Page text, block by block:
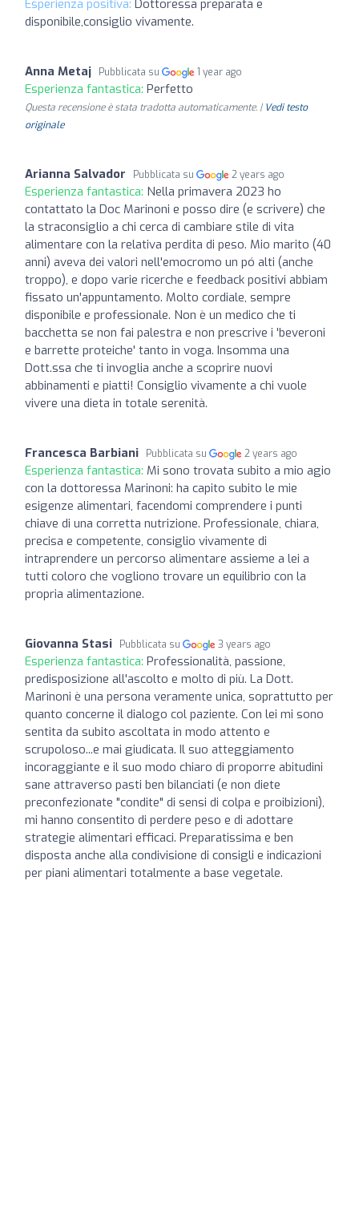
Esperienza positiva: Dottoressa preparata e
disponibile,consiglio vivamente.
Anna Metaj Pubblicata su 1 year ago
Esperienza fantastica: Perfetto
Questa recensione è stata tradotta automaticamente. | Vedi testo
originale
Arianna Salvador Pubblicata su 2 years ago
Esperienza fantastica: Nella primavera 2023 ho
contattato la Doc Marinoni e posso dire (e scrivere) che
la straconsiglio a chi cerca di cambiare stile di vita
alimentare con la relativa perdita di peso. Mio marito (40
anni) aveva dei valori nell'emocromo un pó alti (anche
troppo), e dopo varie ricerche e feedback positivi abbiam
fissato un'appuntamento. Molto cordiale, sempre
disponibile e professionale. Non è un medico che ti
bacchetta se non fai palestra e non prescrive i 'beveroni
e barrette proteiche' tanto in voga. Insomma una
Dott.ssa che ti invoglia anche a scoprire nuovi
abbinamenti e piatti! Consiglio vivamente a chi vuole
vivere una dieta in totale serenità.
Francesca Barbiani Pubblicata su 2 years ago
Esperienza fantastica: Mi sono trovata subito a mio agio
con la dottoressa Marinoni: ha capito subito le mie
esigenze alimentari, facendomi comprendere i punti
chiave di una corretta nutrizione. Professionale, chiara,
precisa e competente, consiglio vivamente di
intraprendere un percorso alimentare assieme a lei a
tutti coloro che vogliono trovare un equilibrio con la
propria alimentazione.
Giovanna Stasi Pubblicata su 3 years ago
Esperienza fantastica: Professionalità, passione,
predisposizione all'ascolto e molto di più. La Dott.
Marinoni è una persona veramente unica, soprattutto per
quanto concerne il dialogo col paziente. Con lei mi sono
sentita da subito ascoltata in modo attento e
scrupoloso...e mai giudicata. Il suo atteggiamento
incoraggiante e il suo modo chiaro di proporre abitudini
sane attraverso pasti ben bilanciati (e non diete
preconfezionate "condite" di sensi di colpa e proibizioni),
mi hanno consentito di perdere peso e di adottare
strategie alimentari efficaci. Preparatissima e ben
disposta anche alla condivisione di consigli e indicazioni
per piani alimentari totalmente a base vegetale.